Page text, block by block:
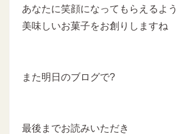
あなたに笑顔になってもらえるよう
美味しいお菓子をお創りしますね
また明日のブログで?
最後までお読みいただき